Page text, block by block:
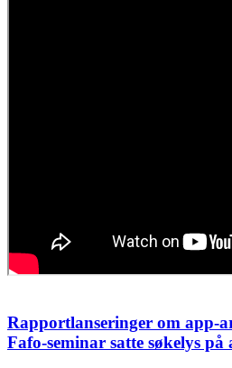
Rapportlanseringer om app-
Fafo-seminar satte søkelys